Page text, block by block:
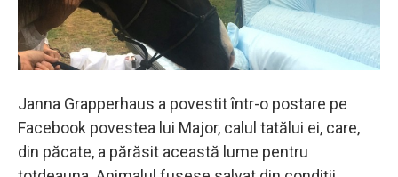
Janna Grapperhaus a povestit într-o postare pe
Facebook povestea lui Major, calul tatălui ei, care,
din păcate, a părăsit această lume pentru